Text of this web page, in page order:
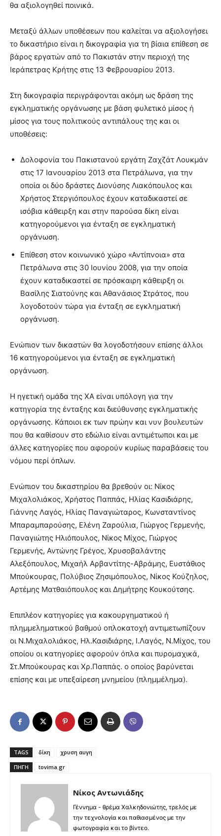
θα αξιολογηθεί ποινικά.
Μεταξύ άλλων υποθέσεων που καλείται να αξιολογήσει
το δικαστήριο είναι η δικογραφία για τη βίαια επίθεση σε
βάρος εργατών από το Πακιστάν στην περιοχή της
Ιεράπετρας Κρήτης στις 13 Φεβρουαρίου 2013.
Στη δικογραφία περιγράφονται ακόμη ως δράση της
εγκληματικής οργάνωσης με βάση φυλετικό μίσος ή
μίσος για τους πολιτικούς αντιπάλους της και οι
υποθέσεις:
Δολοφονία του Πακιστανού εργάτη Ζαχζάτ Λουκμάν
στις 17 Ιανουαρίου 2013 στα Πετράλωνα, για την
οποία οι δύο δράστες Διονύσης Λιακόπουλος και
Χρήστος Στεργιόπουλος έχουν καταδικαστεί σε
ισόβια κάθειρξη και στην παρούσα δίκη είναι
κατηγορούμενοι για ένταξη σε εγκληματική
οργάνωση.
Επίθεση στον κοινωνικό χώρο «Αντίπνοια» στα
Πετράλωνα στις 30 Ιουνίου 2008, για την οποία
έχουν καταδικαστεί σε πρόσκαιρη κάθειρξη οι
Βασίλης Σιατούνης και Αθανάσιος Στράτος, που
λογοδοτούν τώρα για ένταξη σε εγκληματική
οργάνωση.
Ενώπιον των δικαστών θα λογοδοτήσουν επίσης άλλοι
16 κατηγορούμενοι για ένταξη σε εγκληματική
οργάνωση.
Η ηγετική ομάδα της ΧΑ είναι υπόλογη για την
κατηγορία της ένταξης και διεύθυνσης εγκληματικής
οργάνωσης. Κάποιοι εκ των πρώην και νυν βουλευτών
που θα καθίσουν στο εδώλιο είναι αντιμέτωποι και με
άλλες κατηγορίες που αφορούν κυρίως παραβάσεις του
νόμου περί όπλων.
Ενώπιον του δικαστηρίου θα βρεθούν οι: Νίκος
Μιχαλολιάκος, Χρήστος Παππάς, Ηλίας Κασιδιάρης,
Γιάννης Λαγός, Ηλίας Παναγιώταρος, Κωνσταντίνος
Μπαραμπαρούσης, Ελένη Ζαρούλια, Γιώργος Γερμενής,
Παναγιώτης Ηλιόπουλος, Νίκος Μίχος, Γιώργος
Γερμενής, Αντώνης Γρέγος, Χρυσοβαλάντης
Αλεξόπουλος, Μιχαήλ Αρβαντίτης-Αβράμης, Ευστάθιος
Μπούκουρας, Πολύβιος Ζησιμόπουλος, Νίκος Κούζηλος,
Αρτέμης Ματθαιόπουλος και Δημήτρης Κουκούτσης.
Επιπλέον κατηγορίες για κακουργηματικού ή
πλημμεληματικού βαθμού οπλοκατοχή αντιμετωπίζουν
οι Ν.Μιχαλολιάκος, Ηλ.Κασιδιάρης, Ι.Λαγός, Ν.Μίχος, του
οποίου οι κατηγορίες αφορούν όπλα και πυρομαχικά,
Στ.Μπούκουρας και Χρ.Παππάς. ο οποίος βαρύνεται
επίσης και με υπεξαίρεση μνημείου (πλημμέλημα).
TAGS δίκη
χρυση αυγη
ΠΗΓΉ
tovima.gr
Νίκος Αντωνιάδης
Γέννημα - θρέμα Χαλκηδονιώτης, τρελός με
την τεχνολογία και παθιασμένος με την
φωτογραφία και το βίντεο.